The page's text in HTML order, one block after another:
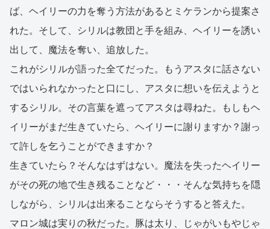
ば、ヘイリーの力を奪う方法があるとミケランから提案さ
れた。そして、シリルは教団と手を組み、ヘイリーを誘い
出して、魔法を奪い、追放した。
これがシリルが語った全てだった。もうアスタに話さない
ではいられなかったと口にし、アスタに想いを伝えようと
するシリル。その言葉を遮ってアスタは尋ねた。もしもヘ
イリーがまだ生きていたら、ヘイリーに謝りますか？謝っ
て許しを乞うことができますか？
生きていたら？そんなはずはない。魔法を失ったヘイリー
がその死の地で生き残ることなど・・・そんな気持ちを隠
しながら、シリルは出来ることならそうすると答えた。
マロン城は実りの秋だった。豚は太り、じゃがいもやじゃ